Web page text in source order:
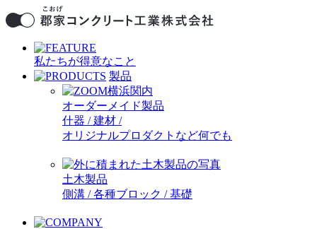
私たちが得意なこと
製品
オーダーメイド製品
什器 / 建材 /
オリジナルプロダクトなど何でも
土木製品
側溝 / 各種ブロック / 基礎